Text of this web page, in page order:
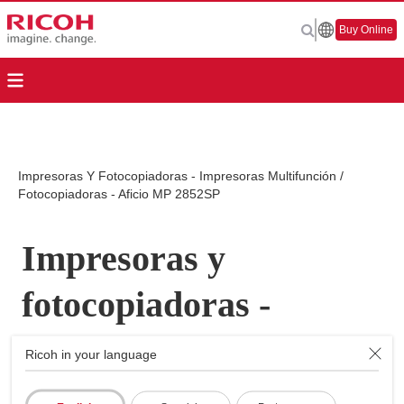
Ricoh in your language
Buy Online
Impresoras Y Fotocopiadoras - Impresoras Multifunción /
Fotocopiadoras - Aficio MP 2852SP
Impresoras y
fotocopiadoras -
Impresoras